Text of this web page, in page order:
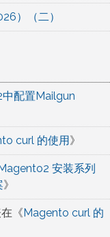
）（二）
配置Mailgun
curl 的使用》
安装系列
》
《Magento curl 的